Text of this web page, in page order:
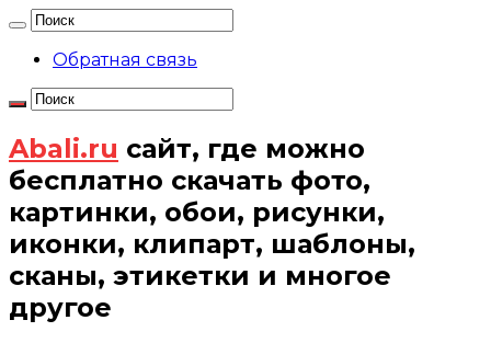
Обратная связь
Abali.ru сайт, где можно
бесплатно скачать фото,
картинки, обои, рисунки,
иконки, клипарт, шаблоны,
сканы, этикетки и многое
другое